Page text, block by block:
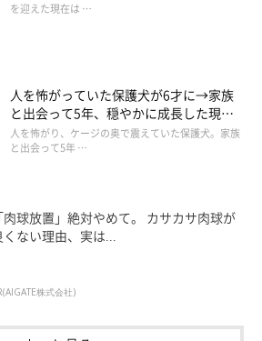
持ちが落ち着いた頃に出会いました。も
らしたいと考えていたのですが、神経質
、社会化トレーニングにすごく時間をか
り回り、いたずらをして大変でしたが、
らないイイコです」
を迎えた現在は …
人を怖がっていた保護犬が6才に→家族
と出会って5年、穏やかに成長した現在
の姿にグッとくる
人を怖がり、ケージの奥で震えていた保護犬。家族
と出会って5年 …
「肉球放置」絶対やめて。 カサカサ肉球が
くない理由、実は...
株式会社)